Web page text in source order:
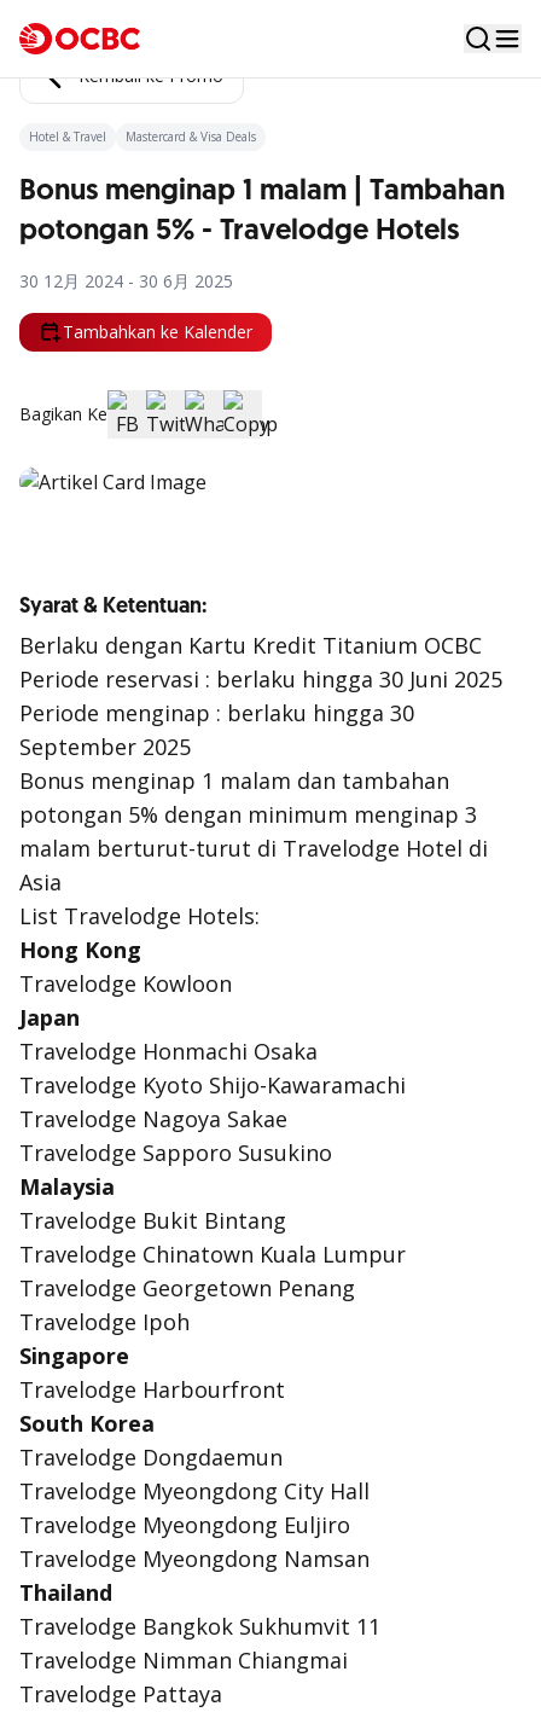
Kembali ke Promo
Hotel & Travel Mastercard & Visa Deals
Bonus menginap 1 malam | Tambahan
potongan 5% - Travelodge Hotels
30 12月 2024 - 30 6月 2025
Tambahkan ke Kalender
Bagikan Ke
Syarat & Ketentuan:
Berlaku dengan Kartu Kredit Titanium OCBC
Periode reservasi : berlaku hingga 30 Juni 2025
Periode menginap : berlaku hingga 30
September 2025
Bonus menginap 1 malam dan tambahan
potongan 5% dengan minimum menginap 3
malam berturut-turut di Travelodge Hotel di
Asia
List Travelodge Hotels:
Hong Kong
Travelodge Kowloon
Japan
Travelodge Honmachi Osaka
Travelodge Kyoto Shijo-Kawaramachi
Travelodge Nagoya Sakae
Travelodge Sapporo Susukino
Malaysia
Travelodge Bukit Bintang
Travelodge Chinatown Kuala Lumpur
Travelodge Georgetown Penang
Travelodge Ipoh
Singapore
Travelodge Harbourfront
South Korea
Travelodge Dongdaemun
Travelodge Myeongdong City Hall
Travelodge Myeongdong Euljiro
Travelodge Myeongdong Namsan
Thailand
Travelodge Bangkok Sukhumvit 11
Travelodge Nimman Chiangmai
Travelodge Pattaya